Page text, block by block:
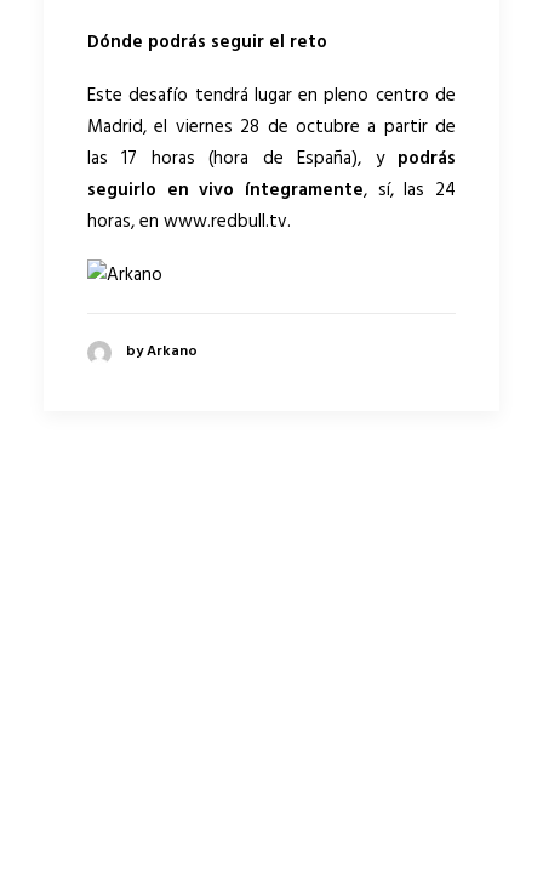
Dónde podrás seguir el reto
Este desafío tendrá lugar en pleno centro de
Madrid, el viernes 28 de octubre a partir de
las 17 horas (hora de España), y podrás
seguirlo en vivo íntegramente, sí, las 24
horas, en www.redbull.tv.
by Arkano